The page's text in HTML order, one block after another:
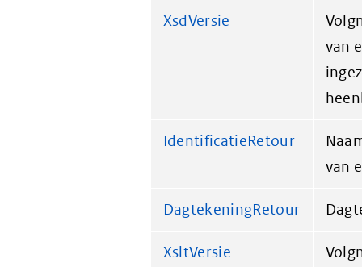
XsdVersie
van
IdentificatieRetour
van
DagtekeningRetour
XsltVersie